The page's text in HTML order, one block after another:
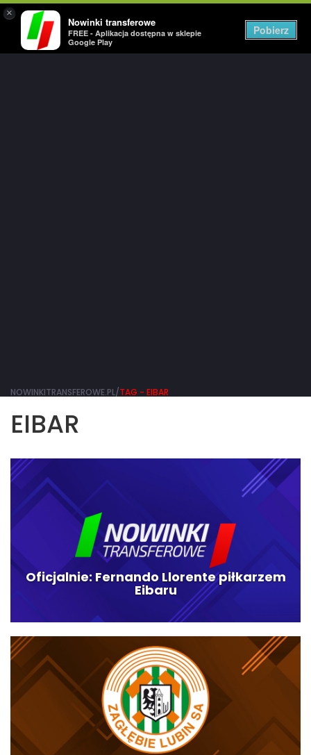
×
Nowinki transferowe
FREE - Aplikacja dostępna w sklepie
Google Play
Pobierz
NOWINKITRANSFEROWE.PL/TAG - EIBAR
EIBAR
Oficjalnie: Fernando Llorente piłkarzem
Eibaru